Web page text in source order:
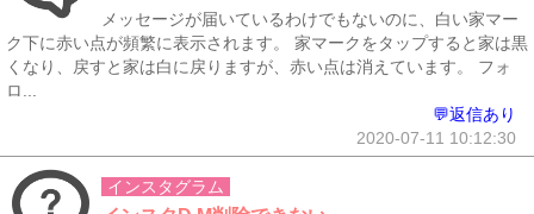
メッセージが届いているわけでもないのに、白い家マー
ク下に赤い点が頻繁に表示されます。 家マークをタップすると家は黒
くなり、戻すと家は白に戻りますが、赤い点は消えています。 フォ
ロ...
💬返信あり
2020-07-11 10:12:30
インスタグラム